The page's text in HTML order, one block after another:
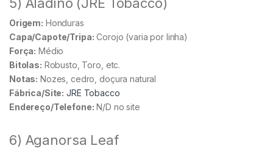
5) Aladino (JRE Tobacco)
Origem: Honduras
Capa/Capote/Tripa: Corojo (varia por linha)
Força: Médio
Bitolas: Robusto, Toro, etc.
Notas: Nozes, cedro, doçura natural
Fábrica/Site: JRE Tobacco
Endereço/Telefone: N/D no site
6) Aganorsa Leaf